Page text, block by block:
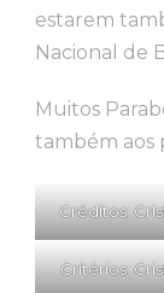
estarem
Nacional de
Muitos
também aos
Créditos:
Critérios: